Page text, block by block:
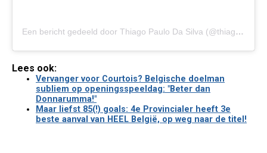
Een bericht gedeeld door Thiago Paulo Da Silva (@thiago_5_)
Lees ook:
Vervanger voor Courtois? Belgische doelman
subliem op openingsspeeldag: "Beter dan
Donnarumma!"
Maar liefst 85(!) goals: 4e Provincialer heeft 3e
beste aanval van HEEL België, op weg naar de titel!